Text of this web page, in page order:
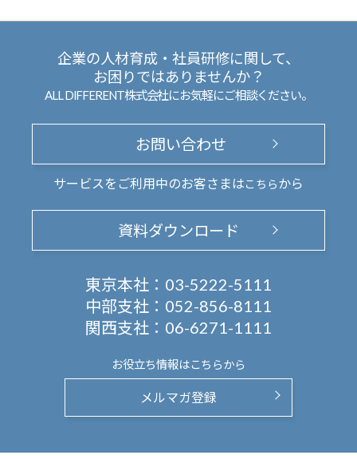
企業の人材育成・社員研修に関して、
お困りではありませんか？
ALL DIFFERENT株式会社にお気軽にご相談ください。
お問い合わせ
サービスをご利用中のお客さまはこちらから
資料ダウンロード
東京本社： 03-5222-5111
中部支社： 052-856-8111
関西支社： 06-6271-1111
お役立ち情報はこちらから
メルマガ登録